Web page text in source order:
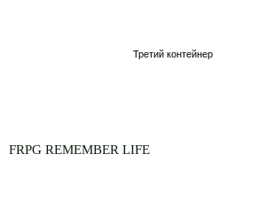
Третий контейнер
Второй контейнер
FRPG REMEMBER LIFE